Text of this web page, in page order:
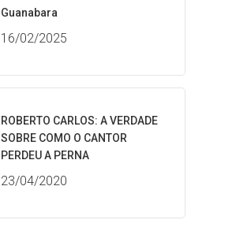
Guanabara
16/02/2025
ROBERTO CARLOS: A VERDADE
SOBRE COMO O CANTOR
PERDEU A PERNA
23/04/2020